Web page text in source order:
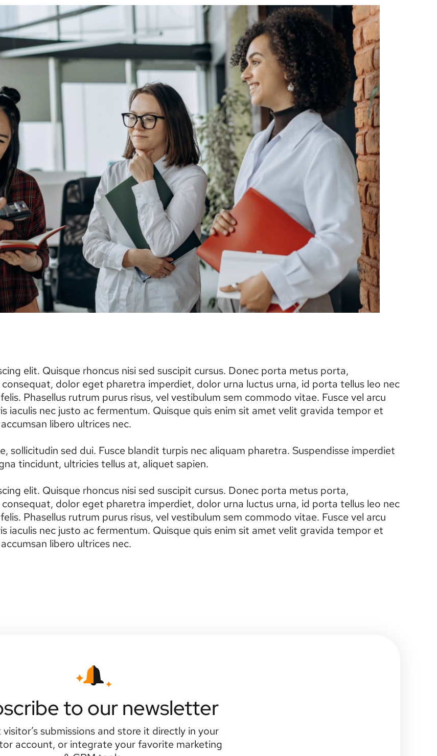
elit. Quisque rhoncus nisi sed suscipit cursus. Donec porta metus porta,
dolor eget pharetra imperdiet, dolor urna luctus urna, id porta tellus leo nec
Phasellus rutrum purus risus, vel vestibulum sem commodo vitae. Fusce vel arcu
iaculis nec justo ac fermentum. Quisque quis enim sit amet velit gravida tempor et
libero ultrices nec.
sollicitudin sed dui. Fusce blandit turpis nec aliquam pharetra. Suspendisse imperdiet
tincidunt, ultricies tellus at, aliquet sapien.
elit. Quisque rhoncus nisi sed suscipit cursus. Donec porta metus porta,
dolor eget pharetra imperdiet, dolor urna luctus urna, id porta tellus leo nec
Phasellus rutrum purus risus, vel vestibulum sem commodo vitae. Fusce vel arcu
iaculis nec justo ac fermentum. Quisque quis enim sit amet velit gravida tempor et
libero ultrices nec.
to our newsletter
submissions and store it directly in your
account, or integrate your favorite marketing